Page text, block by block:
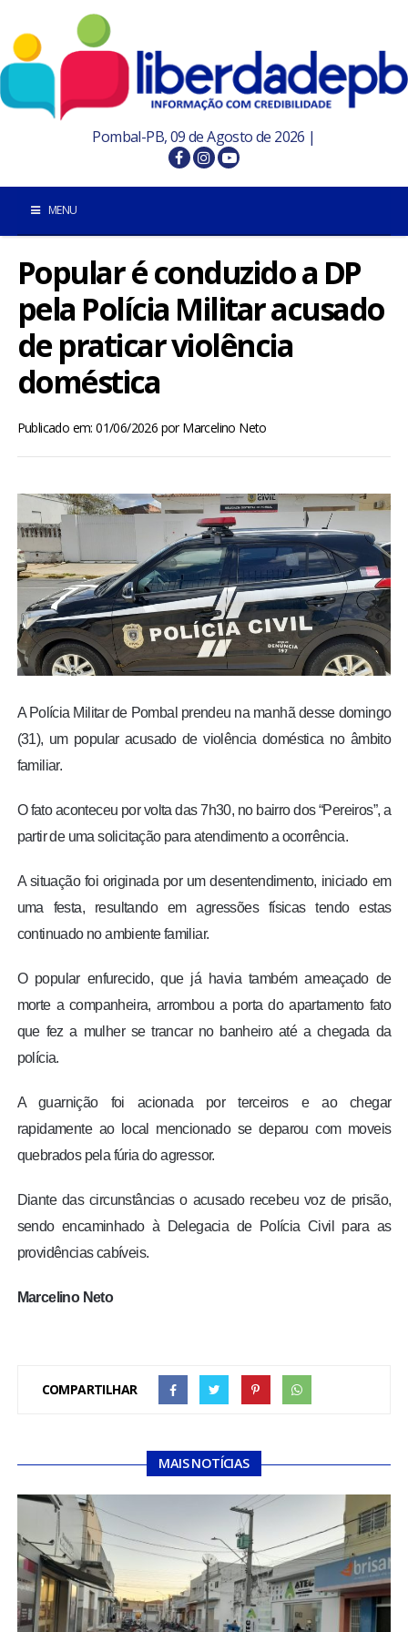
Pombal-PB, 09 de Agosto de 2026 |
MENU
POMBAL E REGIÃO
PARAÍBA
ESPORTES
ENTRETENIMENTO
ENQUETE
TV LPB
Popular é conduzido a DP
pela Polícia Militar acusado
de praticar violência
doméstica
Publicado em: 01/06/2026 porMarcelino Neto
A Polícia Militar de Pombal prendeu na manhã desse domingo
(31), um popular acusado de violência doméstica no âmbito
familiar.
O fato aconteceu por volta das 7h30, no bairro dos “Pereiros”, a
partir de uma solicitação para atendimento a ocorrência.
A situação foi originada por um desentendimento, iniciado em
uma festa, resultando em agressões físicas tendo estas
continuado no ambiente familiar.
O popular enfurecido, que já havia também ameaçado de
morte a companheira, arrombou a porta do apartamento fato
que fez a mulher se trancar no banheiro até a chegada da
polícia.
A guarnição foi acionada por terceiros e ao chegar
rapidamente ao local mencionado se deparou com moveis
quebrados pela fúria do agressor.
Diante das circunstâncias o acusado recebeu voz de prisão,
sendo encaminhado à Delegacia de Polícia Civil para as
providências cabíveis.
Marcelino Neto
COMPARTILHAR
MAIS NOTÍCIAS